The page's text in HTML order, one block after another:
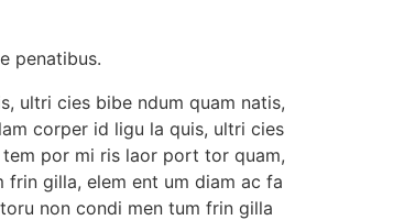
penatibus.
ultri cies bibe ndum quam natis,
corper id ligu la quis, ultri cies
por mi ris laor port tor quam,
gilla, elem ent um diam ac fa
non condi men tum frin gilla